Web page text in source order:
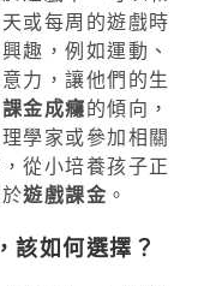
或每周的遊戲時
趣，例如運動、
力，讓他們的生
課金成癮的傾向，
學家或參加相關
從小培養孩子正
遊戲課金 。
該如何選擇？